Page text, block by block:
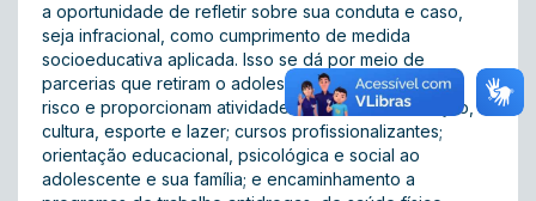
a oportunidade de refletir sobre sua conduta e caso,
seja infracional, como cumprimento de medida
socioeducativa aplicada. Isso se dá por meio de
parcerias que retiram o adolescente da situação de
risco e proporcionam atividades voltadas à educação,
cultura, esporte e lazer; cursos profissionalizantes;
orientação educacional, psicológica e social ao
adolescente e sua família; e encaminhamento a